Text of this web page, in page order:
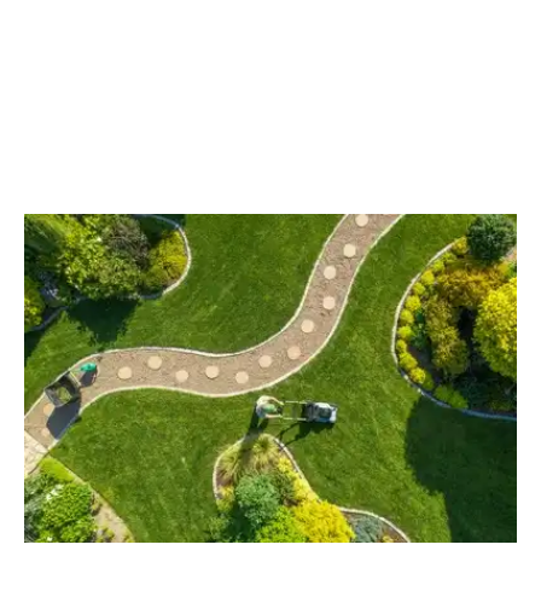
Service Jardinage Espace vert
Débroussaillage, élagage, tonte, ...
Service Entretien espace vert